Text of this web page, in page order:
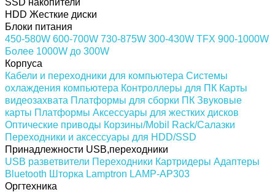
HDD Жесткие диски
Блоки питания
450-580W 600-700W 730-875W 300-430W TFX 900-1000W
Более 1000W до 300W
Корпуса
Кабели и переходники для компьютера Системы
охлаждения компьютера Контроллеры для ПК Карты
видеозахвата Платформы для сборки ПК Звуковые
карты Платформы Аксессуары для жестких дисков
Оптические приводы Корзины/Mobil Rack/Салазки
Переходники и аксессуары для HDD/SSD
Принадлежности USB,переходники
USB разветвители Переходники Картридеры Адаптеры
Bluetooth Шторка Lamptron LAMP-AP303
Оргтехника